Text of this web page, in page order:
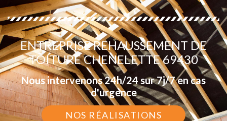
ENTREPRISE REHAUSSEMENT DE
TOITURE CHENELETTE 69430
Nous intervenons 24h/24 sur 7j/7 en cas
d'urgence
NOS RÉALISATIONS